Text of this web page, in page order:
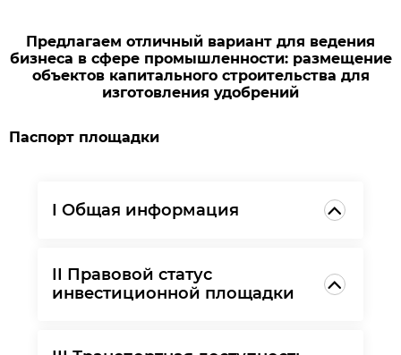
Предлагаем отличный вариант для ведения
бизнеса в сфере промышленности: размещение
объектов капитального строительства для
изготовления удобрений
Паспорт площадки
I Общая информация
II Правовой статус
инвестиционной площадки